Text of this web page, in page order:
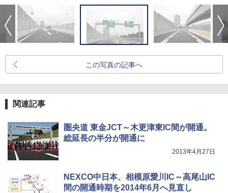
この写真の記事へ
関連記事
圏央道 東金JCT～木更津東IC間が開通。
総延長の半分が開通に
2013年4月27日
NEXCO中日本、相模原愛川IC～高尾山IC
間の開通時期を2014年6月へ見直し